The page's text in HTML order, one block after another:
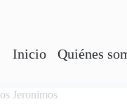
Inicio Quiénes
Jeronimos